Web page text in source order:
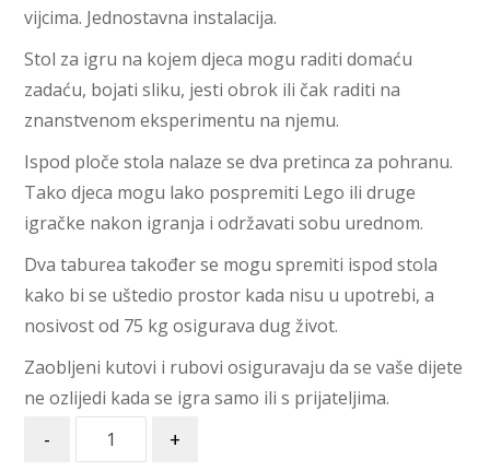
vijcima. Jednostavna instalacija.
Stol za igru ​​na kojem djeca mogu raditi domaću
zadaću, bojati sliku, jesti obrok ili čak raditi na
znanstvenom eksperimentu na njemu.
Ispod ploče stola nalaze se dva pretinca za pohranu.
Tako djeca mogu lako pospremiti Lego ili druge
igračke nakon igranja i održavati sobu urednom.
Dva taburea također se mogu spremiti ispod stola
kako bi se uštedio prostor kada nisu u upotrebi, a
nosivost od 75 kg osigurava dug život.
Zaobljeni kutovi i rubovi osiguravaju da se vaše dijete
ne ozlijedi kada se igra samo ili s prijateljima.
- +